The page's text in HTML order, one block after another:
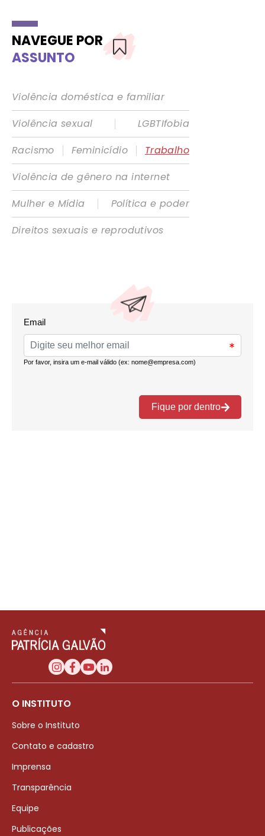
NAVEGUE POR
ASSUNTO
Violência doméstica e familiar
Violência sexual
|
LGBTIfobia
Racismo
| Feminicídio |
Trabalho
Violência de gênero na internet
Mulher e Mídia
|
Política e poder
Direitos sexuais e reprodutivos
O INSTITUTO
Sobre o Instituto
Contato e cadastro
Imprensa
Transparência
Equipe
Publicações